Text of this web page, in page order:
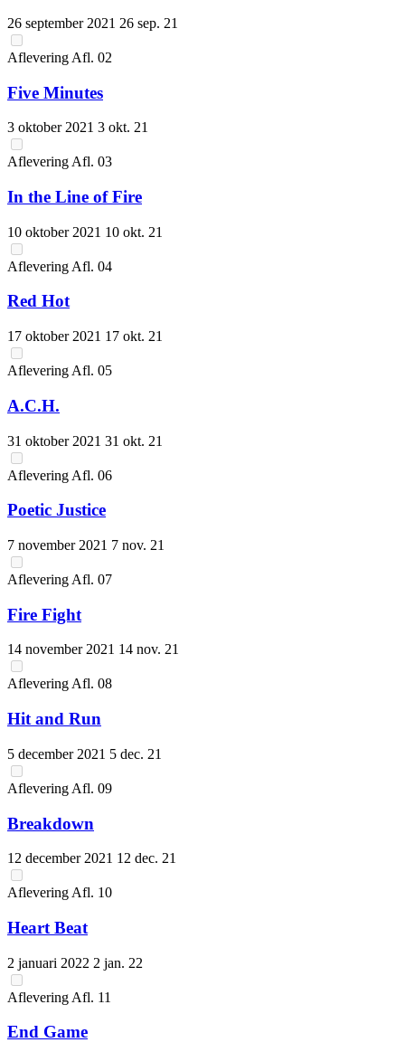
26 september 2021 26 sep. 21
Aflevering Afl. 02
Five Minutes
3 oktober 2021 3 okt. 21
Aflevering Afl. 03
In the Line of Fire
10 oktober 2021 10 okt. 21
Aflevering Afl. 04
Red Hot
17 oktober 2021 17 okt. 21
Aflevering Afl. 05
A.C.H.
31 oktober 2021 31 okt. 21
Aflevering Afl. 06
Poetic Justice
7 november 2021 7 nov. 21
Aflevering Afl. 07
Fire Fight
14 november 2021 14 nov. 21
AfleveringAfl. 08
Hit and Run
5 december 2021 5 dec. 21
Aflevering Afl. 09
Breakdown
12 december 2021 12 dec. 21
Aflevering Afl. 10
Heart Beat
2 januari 2022 2 jan. 22
Aflevering Afl. 11
End Game